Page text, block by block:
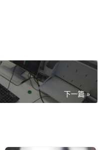
下一篇 »